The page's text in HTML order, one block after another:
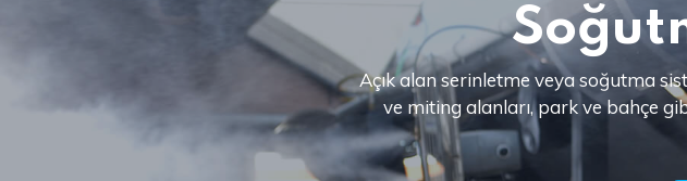
Açık alan serinletme veya soğutma
ve miting alanları, park ve bahçe